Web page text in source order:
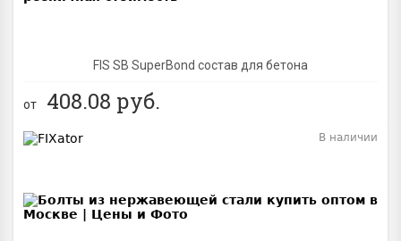
FIS SB SuperBond состав для бетона
от 408.08 руб.
В наличии